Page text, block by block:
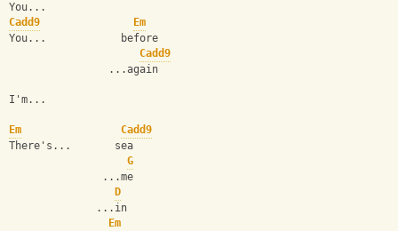
You...
Cadd9
Em
You...            before
Cadd9
                ...again
I'm...
Em
Cadd9
There's...       sea
G
               ...me
D
              ...in
Em